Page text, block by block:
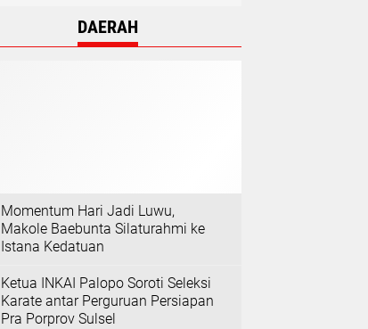
DAERAH
Momentum Hari Jadi Luwu,
Makole Baebunta Silaturahmi ke
Istana Kedatuan
Ketua INKAI Palopo Soroti Seleksi
Karate antar Perguruan Persiapan
Pra Porprov Sulsel